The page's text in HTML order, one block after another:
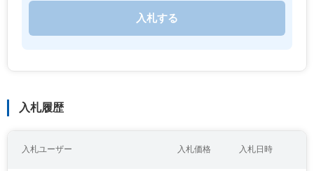
入札履歴
入札ユーザー 入札価格 入札日時